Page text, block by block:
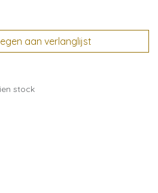
aan verlanglijst
stock